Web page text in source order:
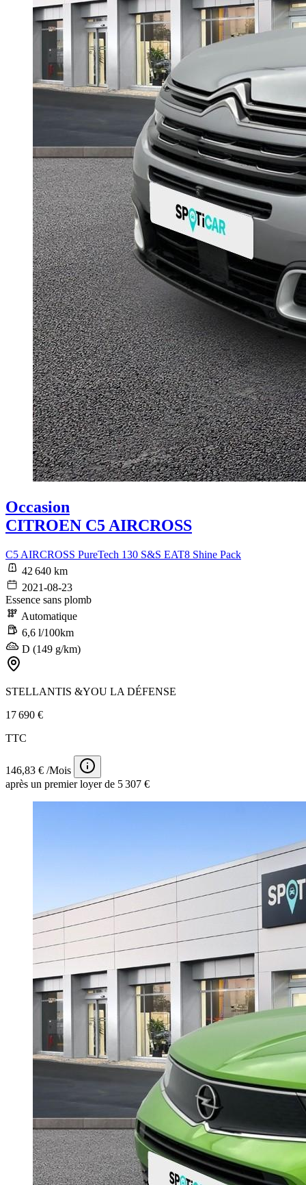
Occasion
CITROEN C5 AIRCROSS
C5 AIRCROSS PureTech 130 S&S EAT8 Shine Pack
42 640 km
2021-08-23
Essence sans plomb
Automatique
6,6 l/100km
D (149 g/km)
STELLANTIS &YOU LA DÉFENSE
17 690 €
TTC
146,83 € /Mois
après un premier loyer de 5 307 €